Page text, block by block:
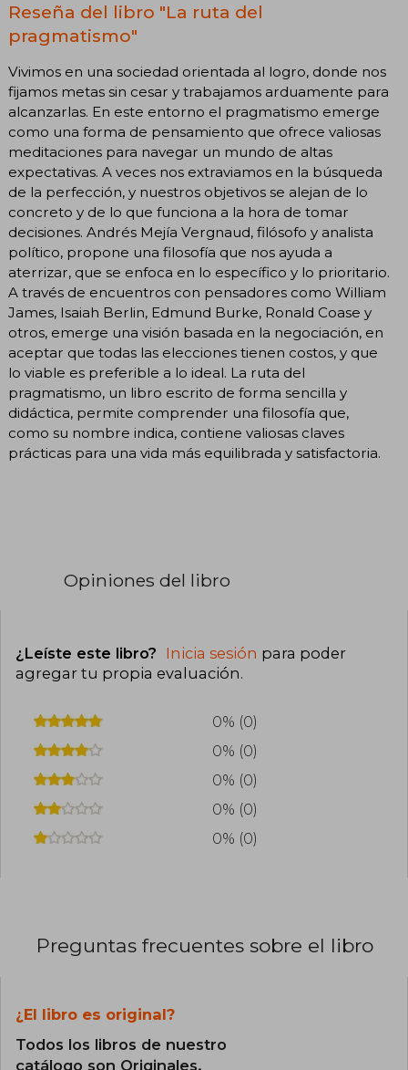
Reseña del libro "La ruta del
pragmatismo"
Vivimos en una sociedad orientada al logro, donde nos
fijamos metas sin cesar y trabajamos arduamente para
alcanzarlas. En este entorno el pragmatismo emerge
como una forma de pensamiento que ofrece valiosas
meditaciones para navegar un mundo de altas
expectativas. A veces nos extraviamos en la búsqueda
de la perfección, y nuestros objetivos se alejan de lo
concreto y de lo que funciona a la hora de tomar
decisiones. Andrés Mejía Vergnaud, filósofo y analista
político, propone una filosofía que nos ayuda a
aterrizar, que se enfoca en lo específico y lo prioritario.
A través de encuentros con pensadores como William
James, Isaiah Berlin, Edmund Burke, Ronald Coase y
otros, emerge una visión basada en la negociación, en
aceptar que todas las elecciones tienen costos, y que
lo viable es preferible a lo ideal. La ruta del
pragmatismo, un libro escrito de forma sencilla y
didáctica, permite comprender una filosofía que,
como su nombre indica, contiene valiosas claves
prácticas para una vida más equilibrada y satisfactoria.
Opiniones del libro
¿Leíste este libro? Inicia sesión para poder
agregar tu propia evaluación.
0% (0)
0% (0)
0% (0)
0% (0)
0% (0)
Preguntas frecuentes sobre el libro
¿El libro es original?
Todos los libros de nuestro
catálogo son Originales.